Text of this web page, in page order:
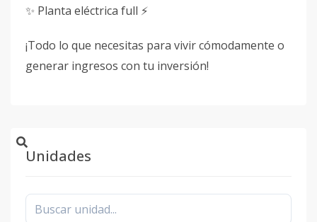
✨ Planta eléctrica full ⚡
¡Todo lo que necesitas para vivir cómodamente o
generar ingresos con tu inversión!
Unidades